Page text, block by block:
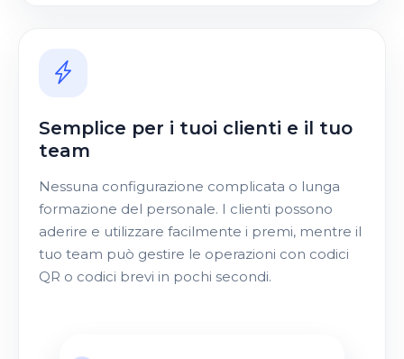
Semplice per i tuoi clienti e il tuo
team
Nessuna configurazione complicata o lunga
formazione del personale. I clienti possono
aderire e utilizzare facilmente i premi, mentre il
tuo team può gestire le operazioni con codici
QR o codici brevi in pochi secondi.